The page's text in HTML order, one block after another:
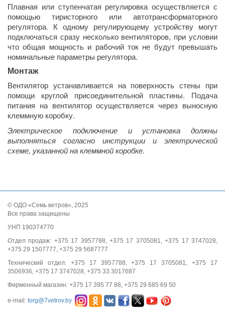
Плавная или ступенчатая регулировка осуществляется с
помощью тиристорного или автотрансформаторного
регулятора. К одному регулирующему устройству могут
подключаться сразу несколько вентиляторов, при условии
что общая мощность и рабочий ток не будут превышать
номинальные параметры регулятора.
Монтаж
Вентилятор устанавливается на поверхность стены при
помощи круглой присоединительной пластины. Подача
питания на вентилятор осуществляется через выносную
клеммную коробку.
Электрическое подключение и установка должны
выполняться согласно инструкции и электрической
схеме, указанной на клеммной коробке.
© ОДО «Семь ветров», 2025
Все права защищены
УНП 190374770
Отдел продаж: +375 17 3957788, +375 17 3705081, +375 17 3747028,
+375 29 1507777, +375 29 5687777
Технический отдел: +375 17 3957788, +375 17 3705081, +375 17
3506936, +375 17 3747028, +375 33 3017687
Фирменный магазин: +375 17 395 77 88, +375 29 685 69 50
e-mail: torg@7vetrov.by